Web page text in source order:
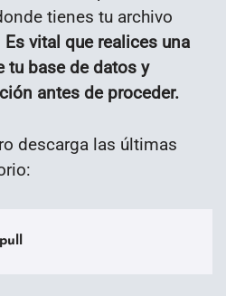
tienes tu archivo
Es vital que realices una
tu base de datos y
antes de proceder.
descarga las últimas